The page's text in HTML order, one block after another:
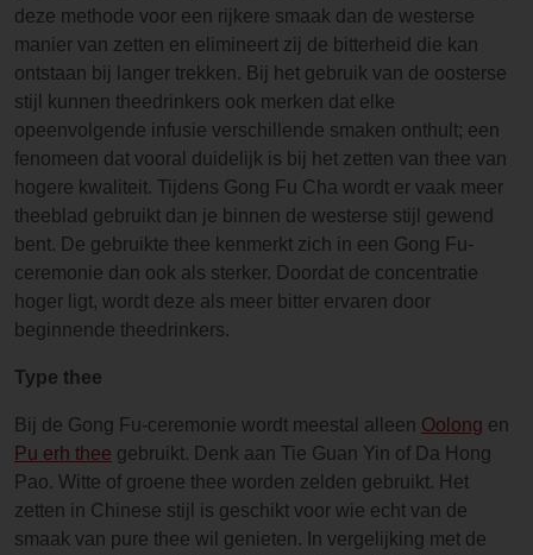
deze methode voor een rijkere smaak dan de westerse
manier van zetten en elimineert zij de bitterheid die kan
ontstaan bij langer trekken. Bij het gebruik van de oosterse
stijl kunnen theedrinkers ook merken dat elke
opeenvolgende infusie verschillende smaken onthult; een
fenomeen dat vooral duidelijk is bij het zetten van thee van
hogere kwaliteit. Tijdens Gong Fu Cha wordt er vaak meer
theeblad gebruikt dan je binnen de westerse stijl gewend
bent. De gebruikte thee kenmerkt zich in een Gong Fu-
ceremonie dan ook als sterker. Doordat de concentratie
hoger ligt, wordt deze als meer bitter ervaren door
beginnende theedrinkers.
Type thee
Bij de Gong Fu-ceremonie wordt meestal alleen Oolong en
Pu erh thee gebruikt. Denk aan Tie Guan Yin of Da Hong
Pao. Witte of groene thee worden zelden gebruikt. Het
zetten in Chinese stijl is geschikt voor wie echt van de
smaak van pure thee wil genieten. In vergelijking met de